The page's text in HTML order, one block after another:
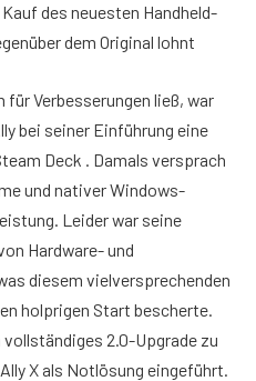
des neuesten Handheld-
dem Original lohnt
für Verbesserungen ließ, war
bei seiner Einführung eine
Deck . Damals versprach
und nativer Windows-
Leider war seine
Hardware- und
diesem vielversprechenden
holprigen Start bescherte.
2.0-Upgrade zu
X als Notlösung eingeführt.